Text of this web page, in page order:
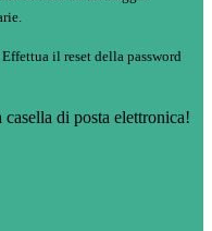
il reset della password
di posta elettronica!